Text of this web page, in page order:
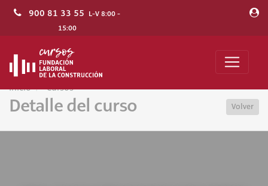
900 81 33 55 L-V 8:00 -
15:00
Inicio Cursos
Detalle del curso Volver